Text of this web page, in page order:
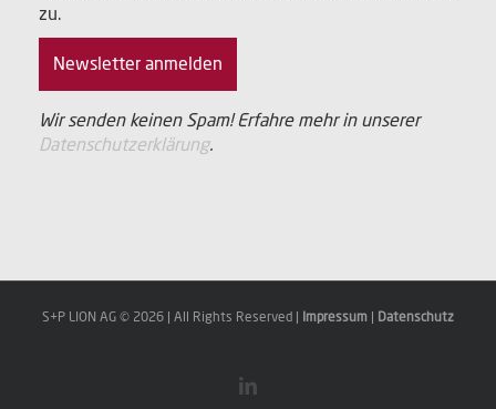
zu.
Wir senden keinen Spam! Erfahre mehr in unserer
Datenschutzerklärung.
S+P LION AG © 2026 | All Rights Reserved | Impressum Datenschutz
LinkedIn